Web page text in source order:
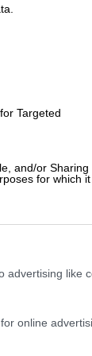
Targeted
and/or Sharing
for which it
advertising like
online
ένα drone
δήλωσε ο